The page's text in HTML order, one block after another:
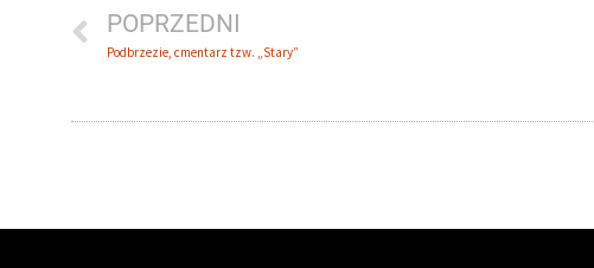
POPRZEDNI
Podbrzezie, cmentarz tzw. „Stary”